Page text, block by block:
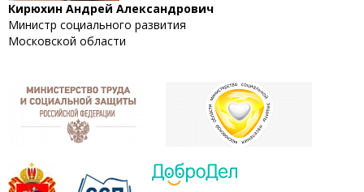
Кирюхин Андрей Александрович
Министр социального развития
Московской области